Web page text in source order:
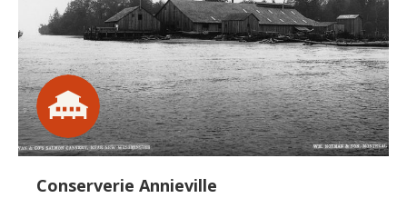
Conserverie Annieville